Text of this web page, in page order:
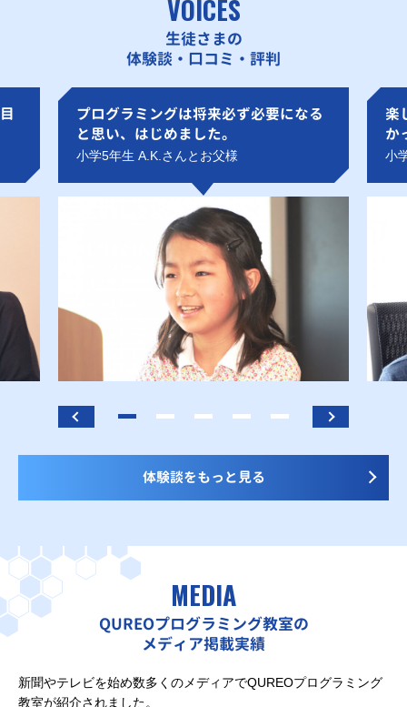
VOICES
生徒さまの
体験談・口コミ・評判
プログラミングは将来必ず必要になる
と思い、はじめました。
小学5年生 A.K.さんとお父様
楽
か
小
体験談をもっと見る
MEDIA
QUREOプログラミング教室の
メディア掲載実績
新聞やテレビを始め数多くのメディアでQUREOプログラミング
教室が紹介されました。